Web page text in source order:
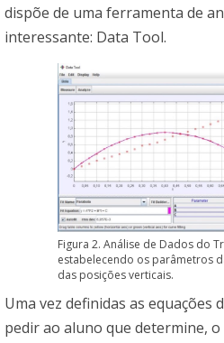
dispõe de uma ferramenta de
interessante: Data Tool.
Figura 2. Análise de Dados do
estabelecendo os parâmetros
das posições verticais.
Uma vez definidas as equações
pedir ao aluno que determine,